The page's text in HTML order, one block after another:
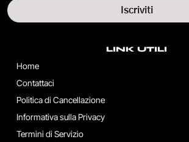
LINK UTILI
Home
Contattaci
Politica di Cancellazione
Informativa sulla Privacy
Termini di Servizio
Iscriviti